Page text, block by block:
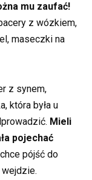
mu zaufać!
z wózkiem,
maseczki na
z synem,
która była u
Mieli
pojechać
pójść do